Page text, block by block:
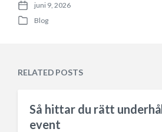
P
t
juni 9, 2026
P
d
Blog
RELATED POSTS
Så hittar du rätt
event